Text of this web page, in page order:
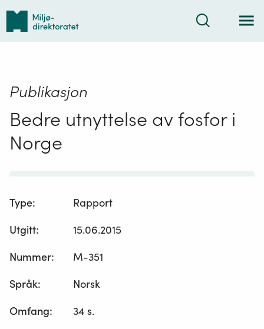
Tilbake
forsiden
Søk
Publikasjon
Bedre utnyttelse av fosfor i
Norge
Type:
Rapport
Utgitt:
15.06.2015
Nummer:
M-351
Språk:
Norsk
Omfang:
34 s.